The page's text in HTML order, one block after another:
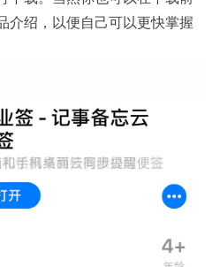
介绍，以便自己可以更快掌握